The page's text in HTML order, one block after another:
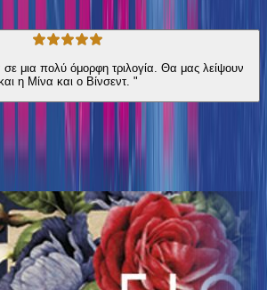
πολύ όμορφη τριλογία. Θα μας λείψουν
η Μίνα και ο Βίνσεντ. "